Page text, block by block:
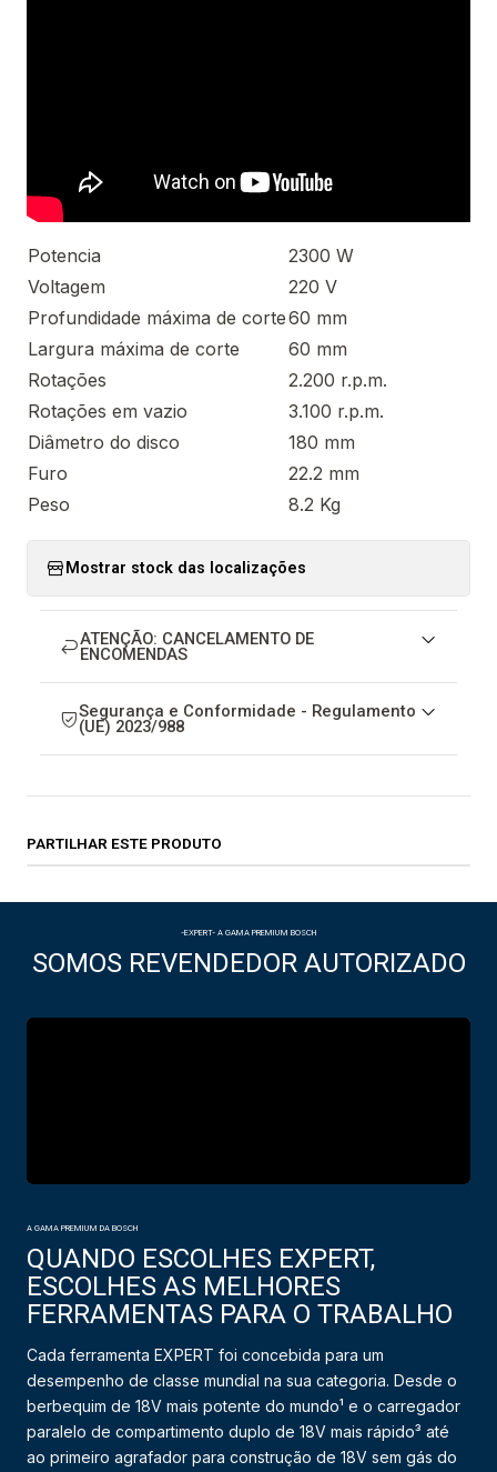
Potencia
2300 W
Voltagem
220 V
Profundidade máxima de corte60 mm
Largura máxima de corte
60 mm
Rotações
2.200 r.p.m.
Rotações em vazio
3.100 r.p.m.
Diâmetro do disco
180 mm
Furo
22.2 mm
Peso
8.2 Kg
Mostrar stock das localizações
ATENÇÃO: CANCELAMENTO DE
ENCOMENDAS
Segurança e Conformidade - Regulamento
(UE) 2023/988
PARTILHAR ESTE PRODUTO
-EXPERT- A GAMA PREMIUM BOSCH
SOMOS REVENDEDOR AUTORIZADO
A GAMA PREMIUM DA BOSCH
QUANDO ESCOLHES EXPERT,
ESCOLHES AS MELHORES
FERRAMENTAS PARA O TRABALHO
Cada ferramenta EXPERT foi concebida para um
desempenho de classe mundial na sua categoria. Desde o
berbequim de 18V mais potente do mundo¹ e o carregador
paralelo de compartimento duplo de 18V mais rápido³ até
ao primeiro agrafador para construção de 18V sem gás do